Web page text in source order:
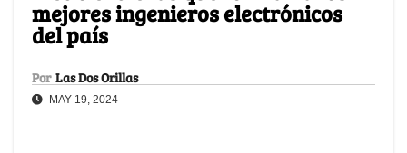
mejores ingenieros electrónicos
del país
Por Las Dos Orillas
MAY 19, 2024